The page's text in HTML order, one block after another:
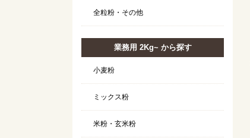
全粒粉・その他
業務用 2Kg~ から探す
小麦粉
ミックス粉
米粉・玄米粉